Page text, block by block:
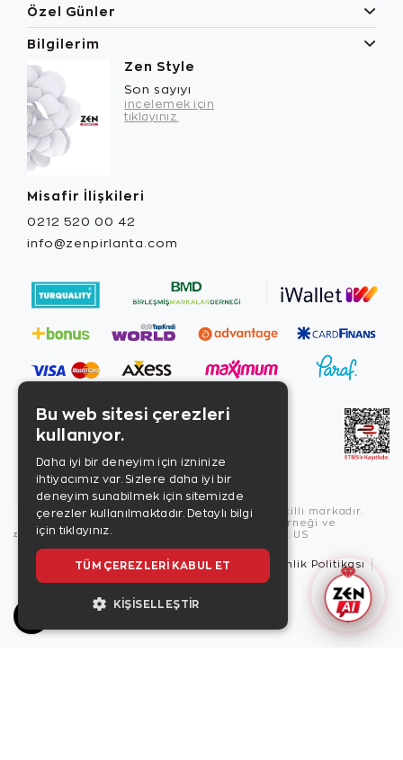
Özel Günler
Bilgilerim
Zen Style
Son sayıyı
incelemek için
tıklayınız.
Misafir İlişkileri
0212 520 00 42
info@zenpirlanta.com
Copyright © 2026, Zen Diamond tescilli markadır.
Zen Diamond Birleşmiş Markalar Derneği ve
Turquality Destek Programı üyesidir. US
Kullanım Şartları Gizlilik İlkeleri
Güvenlik Politikası
Çerez Politikası
Bu web sitesi çerezleri
kullanıyor.
Daha iyi bir deneyim için izninize
ihtiyacımız var. Sizlere daha iyi bir
deneyim sunabilmek için sitemizde
çerezler kullanılmaktadır. Detaylı bilgi
için tıklayınız.
TÜM ÇEREZLERI KABUL ET
KIŞISELLEŞTIR